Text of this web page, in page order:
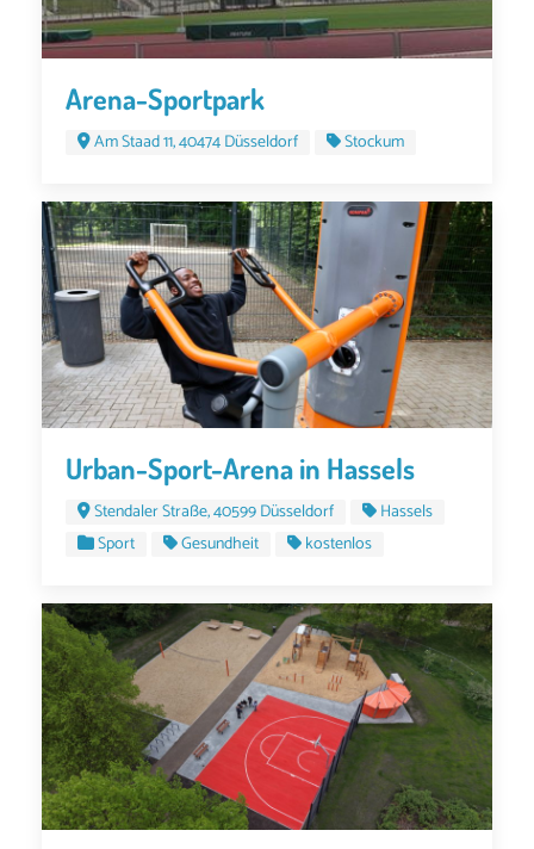
Arena-Sportpark
Am Staad 11, 40474 Düsseldorf Stockum
Urban-Sport-Arena in Hassels
Stendaler Straße, 40599 Düsseldorf
Hassels
Sport
Gesundheit kostenlos